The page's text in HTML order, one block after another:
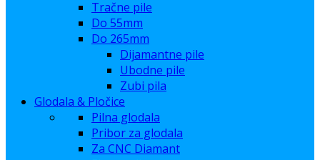
Tračne pile
Do 55mm
Do 265mm
Dijamantne pile
Ubodne pile
Zubi pila
Glodala & Pločice
Pilna glodala
Pribor za glodala
Za CNC Diamant